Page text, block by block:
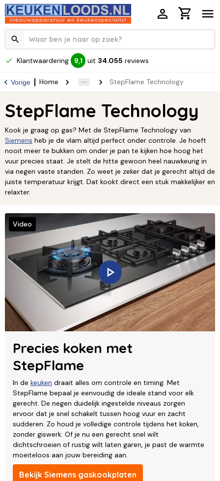
Klantwaardering 9,1 uit 34.055 reviews
Vorige Home StepFlame Technology
StepFlame Technology
Kook je graag op gas? Met de StepFlame Technology van
Siemens heb je de vlam altijd perfect onder controle. Je hoeft
nooit meer te bukken om onder je pan te kijken hoe hoog het
vuur precies staat. Je stelt de hitte gewoon heel nauwkeurig in
via negen vaste standen. Zo weet je zeker dat je gerecht altijd de
juiste temperatuur krijgt. Dat kookt direct een stuk makkelijker en
relaxter.
Precies koken met
StepFlame
In de keuken draait alles om controle en timing. Met
StepFlame bepaal je eenvoudig de ideale stand voor elk
gerecht. De negen duidelijk ingestelde niveaus zorgen
ervoor dat je snel schakelt tussen hoog vuur en zacht
sudderen. Zo houd je volledige controle tijdens het koken,
zonder giswerk. Of je nu een gerecht snel wilt
dichtschroeien of rustig wilt laten garen, je past de warmte
moeiteloos aan jouw bereiding aan.
Bekijk Siemens gaskookplaten
Video